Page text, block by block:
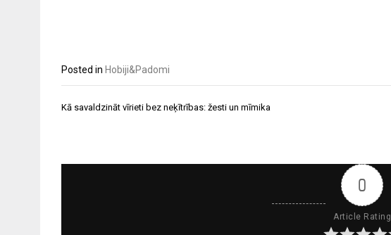
Posted in Hobiji&Padomi
Ziņu
Kā savaldzināt vīrieti bez neķītrības: žesti un mīmika
0
Article Rating